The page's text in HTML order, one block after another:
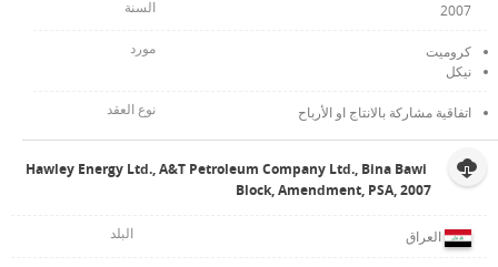
2007
كروميت
نيكل
اتفاقية مشاركة بالانتاج او الأرباح
Hawley Energy Ltd., A&T Petroleum Company Ltd., Bina Bawi
Block, Amendment, PSA, 2007
العراق